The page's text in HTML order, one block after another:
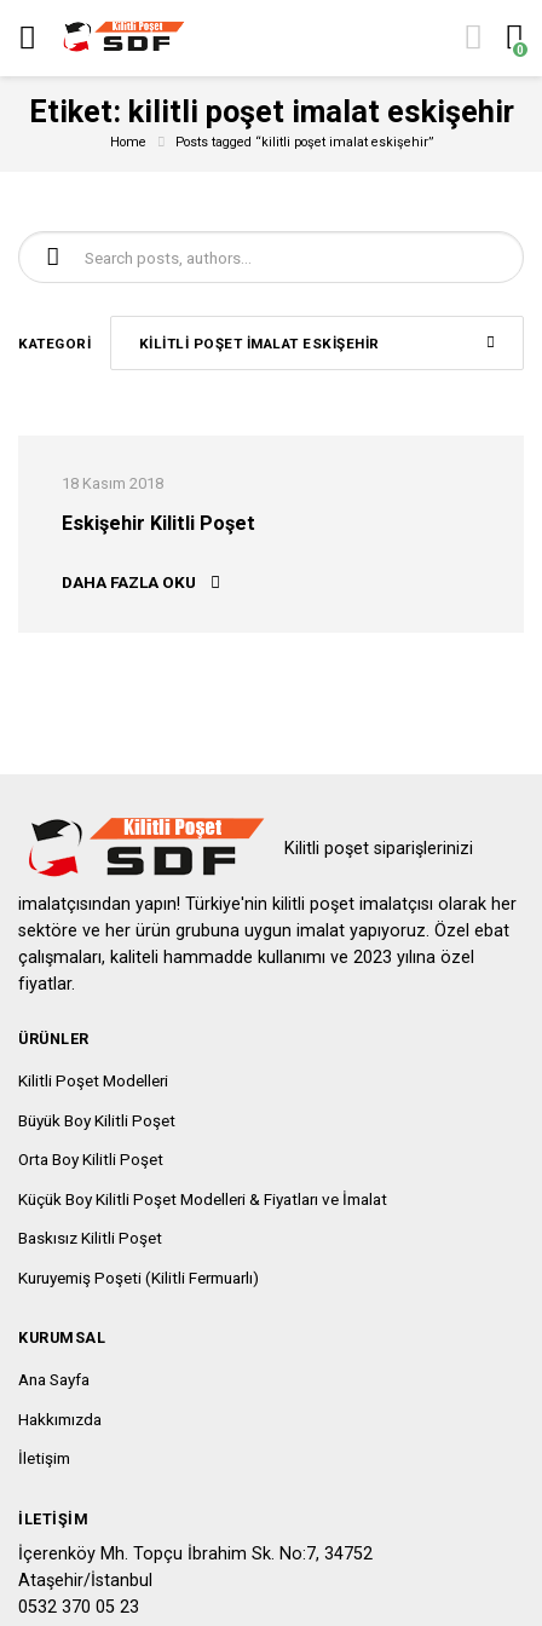
0
Etiket: kilitli poşet imalat eskişehir
Home Posts tagged “kilitli poşet imalat eskişehir”
Şunu ara:
KATEGORI KILITLI POŞET IMALAT ESKIŞEHIR
18 Kasım 2018
Eskişehir Kilitli Poşet
DAHA FAZLA OKU ESKIŞEHIR KILITLI POŞET
Kilitli poşet siparişlerinizi
imalatçısından yapın! Türkiye'nin kilitli poşet imalatçısı olarak her
sektöre ve her ürün grubuna uygun imalat yapıyoruz. Özel ebat
çalışmaları, kaliteli hammadde kullanımı ve 2023 yılına özel
fiyatlar.
ÜRÜNLER
Kilitli Poşet Modelleri
Büyük Boy Kilitli Poşet
Orta Boy Kilitli Poşet
Küçük Boy Kilitli Poşet Modelleri & Fiyatları ve İmalat
Baskısız Kilitli Poşet
Kuruyemiş Poşeti (Kilitli Fermuarlı)
KURUMSAL
Ana Sayfa
Hakkımızda
İletişim
İLETIŞIM
İçerenköy Mh. Topçu İbrahim Sk. No:7, 34752
Ataşehir/İstanbul
0532 370 05 23